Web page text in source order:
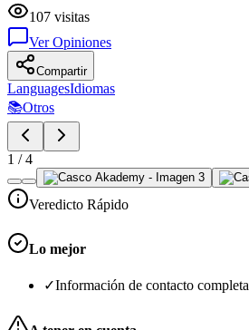
107 visitas
Ver Opiniones
Compartir
LanguagesIdiomas
📚Otros
1 /4
Veredicto Rápido
Lo mejor
✓Información de contacto completa